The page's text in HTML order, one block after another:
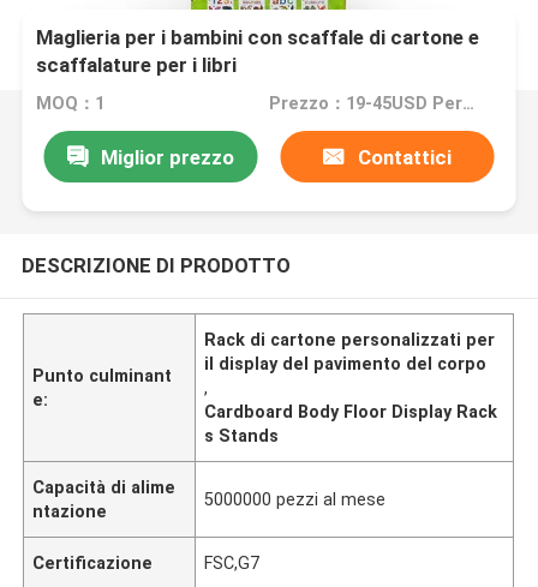
Maglieria per i bambini con scaffale di cartone e
scaffalature per i libri
MOQ：1 Prezzo：19-45USD Per Pcs
Miglior prezzo Contattici
DESCRIZIONE DI PRODOTTO
Punto culminant
e:
Rack di cartone personalizzati per
il display del pavimento del corpo
,
Cardboard Body Floor Display Rack
s Stands
Capacità di alime
ntazione
5000000 pezzi al mese
Certificazione FSC,G7